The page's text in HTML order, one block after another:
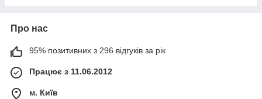
Про нас
95% позитивних з 296 відгуків за рік
Працює з 11.06.2012
м. Київ